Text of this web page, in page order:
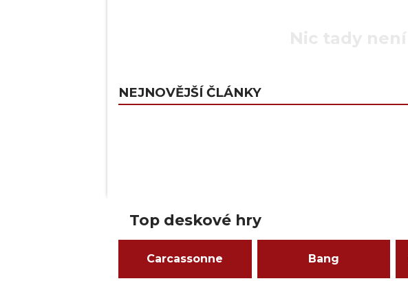
NEJNOVĚJŠÍ ČLÁNKY
Top deskové hry
Carcassonne Bang